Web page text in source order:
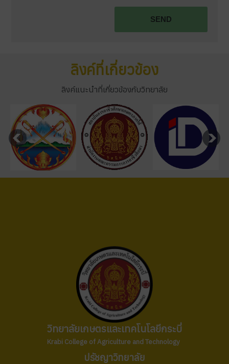
Terms and conditions
SEND
ลิงค์ที่เกี่ยวข้อง
ลิงค์แนะนำที่เกี่ยวข้องกับวิทยาลัย
วิทยาลัยเกษตรและเทคโนโลยีกระบี่
Krabi College of Agriculture and Technology
ปรัชญาวิทยาลัย